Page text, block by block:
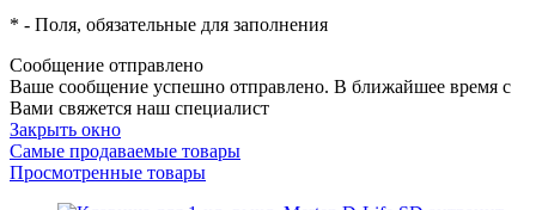
* - Поля, обязательные для заполнения
Сообщение отправлено
Ваше сообщение успешно отправлено. В ближайшее время с
Вами свяжется наш специалист
Закрыть окно
Самые продаваемые товары
Просмотренные товары